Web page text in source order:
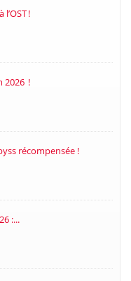
!
2026 !
récompensée !
:...